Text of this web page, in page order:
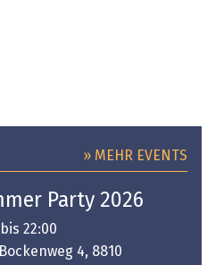
» MEHR EVENTS
Party 2026
22:00
4, 8810